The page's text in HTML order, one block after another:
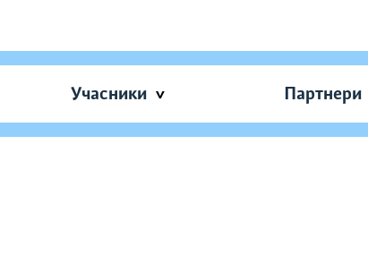
Учасники Партнери